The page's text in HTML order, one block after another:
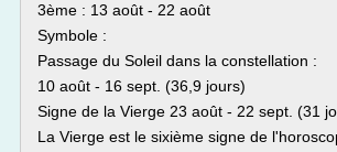
3ème : 13 août - 22 août
Symbole :
Passage du Soleil dans la constellation :
10 août - 16 sept. (36,9 jours)
Signe de la Vierge 23 août - 22 sept. (31
La Vierge est le sixième signe de